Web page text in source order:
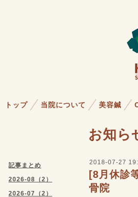
トップ 当院について 美容鍼
記事まとめ
2026-08（2）
2026-07（2）
お知ら
2018-07-27
[8月休診
骨院